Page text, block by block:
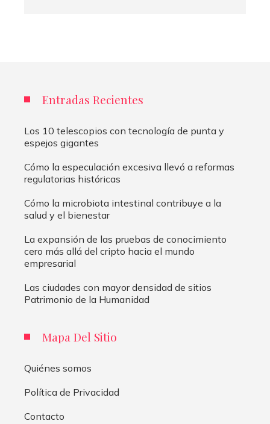
Entradas Recientes
Los 10 telescopios con tecnología de punta y
espejos gigantes
Cómo la especulación excesiva llevó a reformas
regulatorias históricas
Cómo la microbiota intestinal contribuye a la
salud y el bienestar
La expansión de las pruebas de conocimiento
cero más allá del cripto hacia el mundo
empresarial
Las ciudades con mayor densidad de sitios
Patrimonio de la Humanidad
Mapa Del Sitio
Quiénes somos
Política de Privacidad
Contacto